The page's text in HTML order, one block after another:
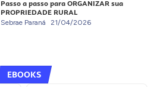
Passo a passo para ORGANIZAR sua
PROPRIEDADE RURAL
Sebrae Paraná 21/04/2026
EBOOKS